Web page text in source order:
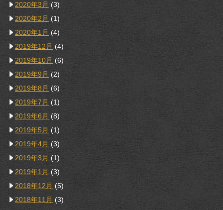
2020年3月 (3)
2020年2月 (1)
2020年1月 (4)
2019年12月 (4)
2019年10月 (6)
2019年9月 (2)
2019年8月 (6)
2019年7月 (1)
2019年6月 (8)
2019年5月 (1)
2019年4月 (3)
2019年3月 (1)
2019年1月 (3)
2018年12月 (5)
2018年11月 (3)